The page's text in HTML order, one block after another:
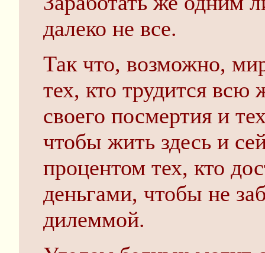
далеко не все.
Так что, возможно,
тех, кто трудится всю
своего посмертия и
чтобы жить здесь и
процентом тех, кто
деньгами, чтобы не
дилеммой.